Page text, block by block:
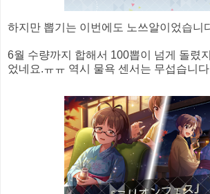
하지만 뽑기는 이번에도 노쓰알이었습니
6월 수량까지 합해서 100뽑이 넘게 돌렸
었네요.ㅠㅠ 역시 물욕 센서는 무섭습니